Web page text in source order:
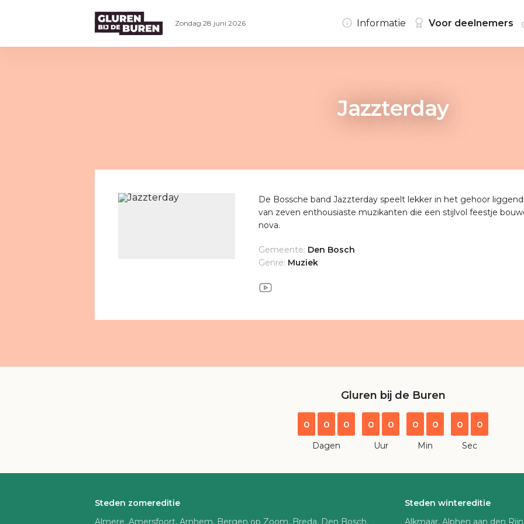
Jazzterday
De Bossche band Jazzterday speelt lekker in het gehoor
van zeven enthousiaste muzikanten die een stijlvol feestje
nova.
Gemeente: Den Bosch
Genre: Muziek
Gluren bij de Buren
0 0 0
Dagen
0 0
Uur
0 0
Min
0 0
Sec
Steden zomereditie
Almere, Amersfoort, Arnhem, Bergen op Zoom, Breda, Den Bosch,
Steden wintereditie
Alkmaar, Alphen aan den
Zondag 28 juni 2026 Informatie Voor deelnemers